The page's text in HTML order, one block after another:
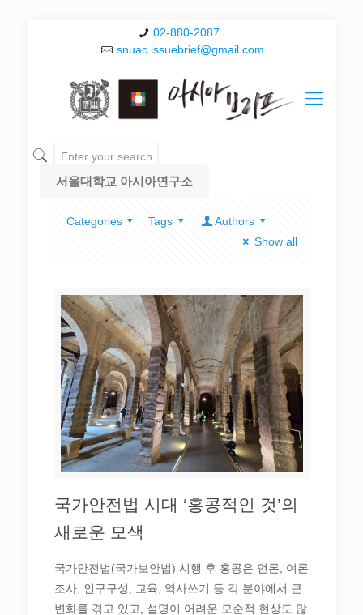
02-880-2087
snuac.issuebrief@gmail.com
서울대학교 아시아연구소
Categories Tags
Authors
Show all
국가안전법 시대 ‘홍콩적인 것’의
새로운 모색
국가안전법(국가보안법) 시행 후 홍콩은 언론, 여론
조사, 인구구성, 교육, 역사쓰기 등 각 분야에서 큰
변화를 겪고 있고, 설명이 어려운 모순적 현상도 많